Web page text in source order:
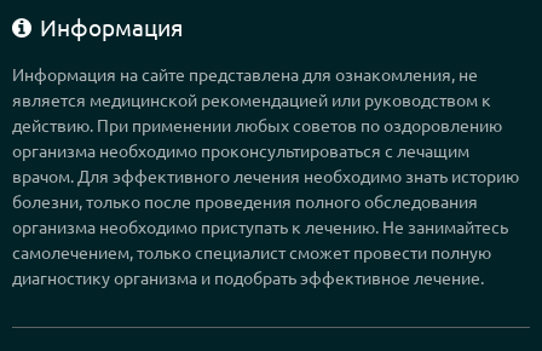
Информация
Информация на сайте представлена для ознакомления, не
является медицинской рекомендацией или руководством к
действию. При применении любых советов по оздоровлению
организма необходимо проконсультироваться с лечащим
врачом. Для эффективного лечения необходимо знать историю
болезни, только после проведения полного обследования
организма необходимо приступать к лечению. Не занимайтесь
самолечением, только специалист сможет провести полную
диагностику организма и подобрать эффективное лечение.